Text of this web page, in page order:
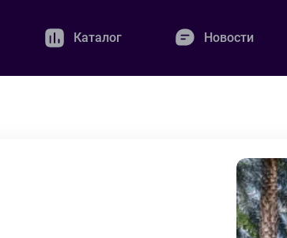
Каталог Новости